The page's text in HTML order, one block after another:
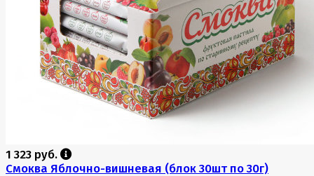
1 323 руб.
Смоква Яблочно-вишневая (блок 30шт по 30г)